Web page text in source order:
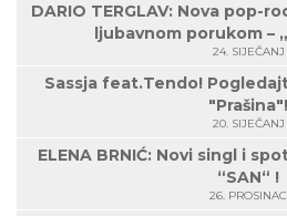
DARIO TERGLAV: Nova pop-
ljubavnom porukom –
24. SIJEČANJ
Sassja feat.Tendo!
"Prašina"!
20. SIJEČANJ
ELENA BRNIĆ: Novi singl i
“SAN“ !
26. PROSINAC